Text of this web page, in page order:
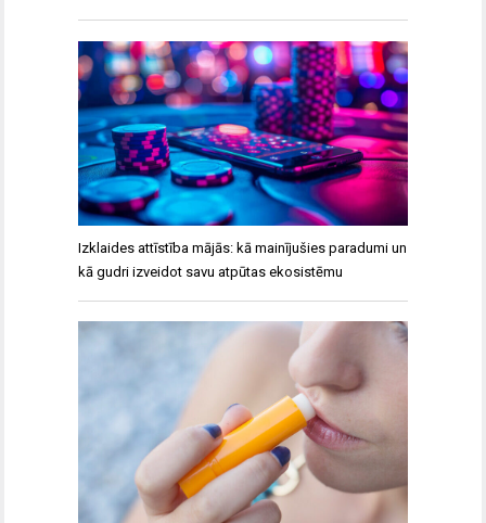
Izklaides attīstība mājās: kā mainījušies paradumi un
kā gudri izveidot savu atpūtas ekosistēmu